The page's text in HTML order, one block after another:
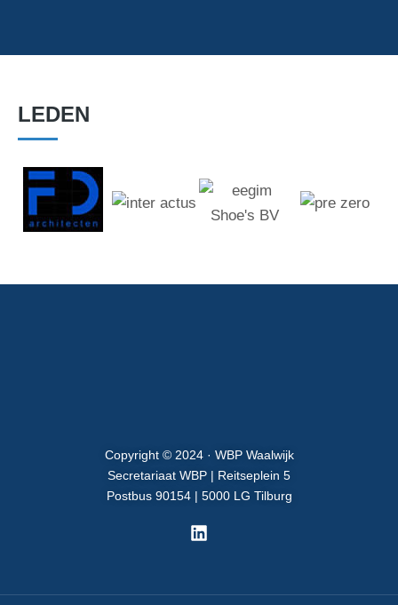
LEDEN
Copyright © 2024 · WBP Waalwijk
Secretariaat WBP | Reitseplein 5
Postbus 90154 | 5000 LG Tilburg